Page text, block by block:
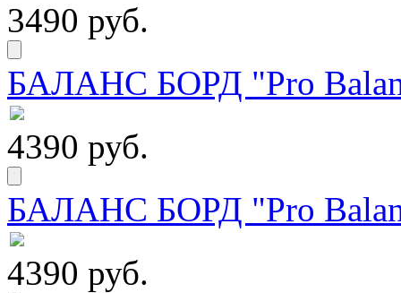
3490 руб.
БАЛАНС БОРД "Pro
4390 руб.
БАЛАНС БОРД "Pro
4390 руб.